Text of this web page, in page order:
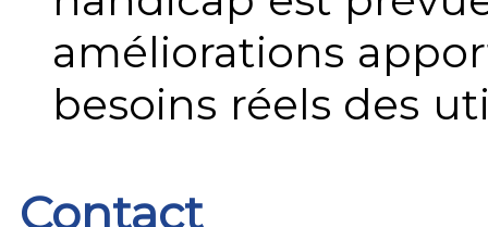
améliorations
besoins réels des
Contact